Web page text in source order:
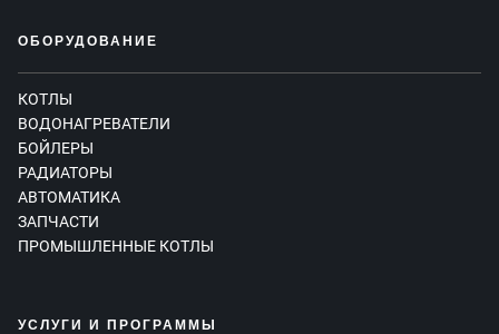
ОБОРУДОВАНИЕ
КОТЛЫ
ВОДОНАГРЕВАТЕЛИ
БОЙЛЕРЫ
РАДИАТОРЫ
АВТОМАТИКА
ЗАПЧАСТИ
ПРОМЫШЛЕННЫЕ КОТЛЫ
УСЛУГИ И ПРОГРАММЫ